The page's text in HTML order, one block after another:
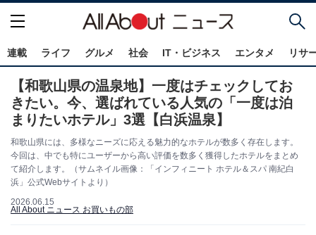
連載 ライフ グルメ 社会 IT・ビジネス エンタメ リサ
【和歌山県の温泉地】一度はチェックしてお
きたい。今、選ばれている人気の「一度は泊
まりたいホテル」3選【白浜温泉】
和歌山県には、多様なニーズに応える魅力的なホテルが数多く存在します。
今回は、中でも特にユーザーから高い評価を数多く獲得したホテルをまとめ
て紹介します。（サムネイル画像：「インフィニート ホテル＆スパ 南紀白
浜」公式Webサイトより）
2026.06.15
All About ニュース お買いもの部